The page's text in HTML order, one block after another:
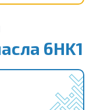
6HK1